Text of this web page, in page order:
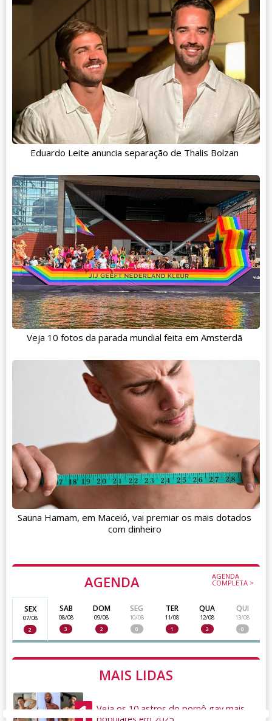
AGENDA AGENDA
COMPLETA >
SEX
07/08
2
SAB
08/08
3
DOM
09/08
2
SEG
10/08
0
TER
11/08
1
QUA
12/08
2
QUI
13/08
0
MAIS LIDAS
1 Veja os 10 astros do pornô gay mais
populares em 2025
Eduardo Leite anuncia separação de Thalis Bolzan
Veja 10 fotos da parada mundial feita em Amsterdã
Sauna Hamam, em Maceió, vai premiar os mais dotados
com dinheiro